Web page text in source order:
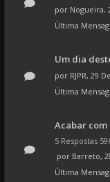
por Nogueira,
Última
Um dia
por RJPR, 29
Última
Acabar com
5 Respostas
por Barreto,
Última